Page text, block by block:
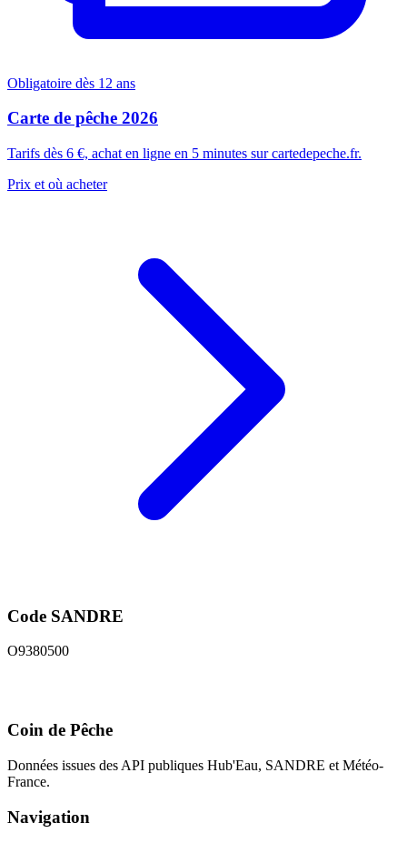
Obligatoire dès 12 ans
Carte de pêche 2026
Tarifs dès 6 €, achat en ligne en 5 minutes sur cartedepeche.fr.
Prix et où acheter
Code SANDRE
O9380500
Coin de Pêche
Données issues des API publiques Hub'Eau, SANDRE et Météo-
France.
Navigation